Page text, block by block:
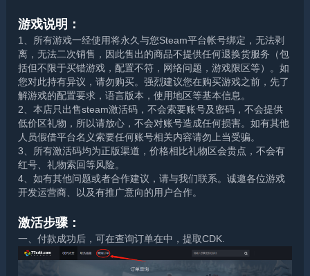
游戏说明：
1、所有游戏一经使用将永久与您Steam平台帐号绑定，无法剥
离，无法二次销售，因此售出的商品不提供任何退换货服务（包
括但不限于买错游戏，配置不符，网络问题，游戏限区等）。如
您对此持有异议，请勿购买。强烈建议您在购买游戏之前，先了
解游戏的配置要求，语言版本，使用地区等基本信息。
2、本店只出售steam激活码，不会索要账号及密码，不会提供
低价区礼物，所以请放心，不会对账号造成任何损害。如有其他
人员假借平台名义索要任何账号相关内容请勿上当受骗。
3、所有激活码均为正版渠道，价格相比礼物区会贵点，不会有
红号、礼物索回等风险。
4、如有其他问题或者合作建议，请与我们联系。诚邀各位游戏
开发运营商、以及有推广意向的用户合作。
激活步骤：
一、付款成功后，可在查询订单在中，提取CDK.